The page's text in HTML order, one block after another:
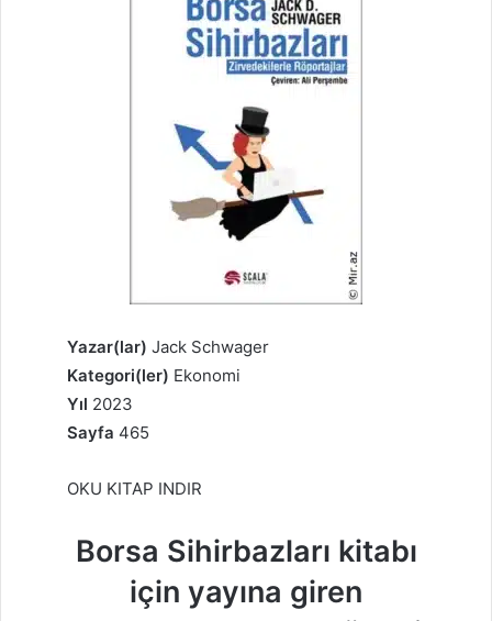
Yazar(lar) Jack Schwager
Kategori(ler) Ekonomi
Yıl 2023
Sayfa 465
OKU KITAP INDIR
Borsa Sihirbazları kitabı
için yayına giren